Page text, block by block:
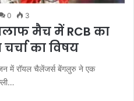
0 3
मैच में RCB का
चर्चा का विषय
में रॉयल चैलेंजर्स बेंगलुरु ने एक